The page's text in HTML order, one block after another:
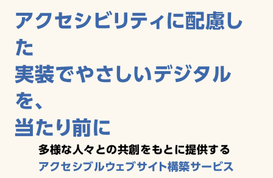
多様な人々との共創をもとに提供する
アクセシブルウェブサイト構築サービス
アクセシビリティに配慮し
た
実装でやさしいデジタル
を、
当たり前に